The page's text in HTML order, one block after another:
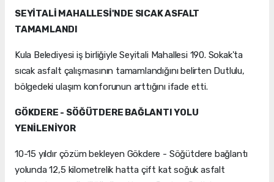
SEYİTALİ MAHALLESİ'NDE SICAK ASFALT
TAMAMLANDI
Kula Belediyesi iş birliğiyle Seyitali Mahallesi 190. Sokak'ta
sıcak asfalt çalışmasının tamamlandığını belirten Dutlulu,
bölgedeki ulaşım konforunun arttığını ifade etti.
GÖKDERE - SÖĞÜTDERE BAĞLANTI YOLU
YENİLENİYOR
10-15 yıldır çözüm bekleyen Gökdere - Söğütdere bağlantı
yolunda 12,5 kilometrelik hatta çift kat soğuk asfalt